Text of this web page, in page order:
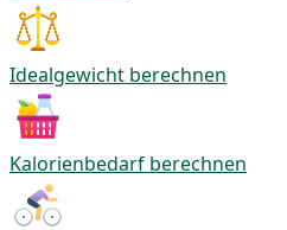
Idealgewicht berechnen
Kalorienbedarf berechnen